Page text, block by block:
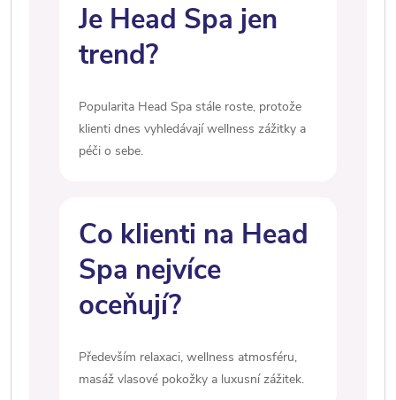
Je Head Spa jen
trend?
Popularita Head Spa stále roste, protože
klienti dnes vyhledávají wellness zážitky a
péči o sebe.
Co klienti na Head
Spa nejvíce
oceňují?
Především relaxaci, wellness atmosféru,
masáž vlasové pokožky a luxusní zážitek.